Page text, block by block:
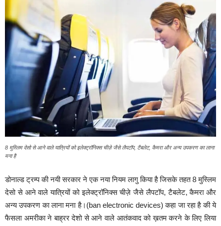
8 मुस्लिम देसो से आने वाले यात्रियों को इलेक्ट्रॉनिक्स चीज़े जैसे लैपटॉप, टैबलेट, कैमरा और अन्य उपकरण का लाना
मना है
डोनाल्ड ट्रम्प की नयी सरकार ने एक नया नियम लागु किया है जिसके तहत 8 मुस्लिम
देसो से आने वाले यात्रियों को इलेक्ट्रॉनिक्स चीज़े जैसे लैपटॉप, टैबलेट, कैमरा और
अन्य उपकरण का लाना मना है।(ban electronic devices) कहा जा रहा है की ये
फैसला अमरीका ने बाह्रर देशो से आने वाले आतंकवाद को ख़तम करने के लिए लिया